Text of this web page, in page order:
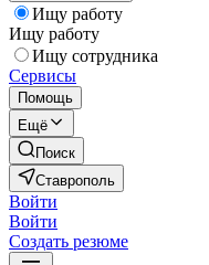
Ищу работу
Ищу работу
Ищу сотрудника
Сервисы
Помощь
Ещё
Поиск
Ставрополь
Войти
Войти
Создать резюме